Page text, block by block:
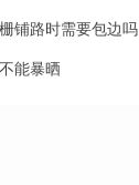
铺路时需要包边吗
能暴晒